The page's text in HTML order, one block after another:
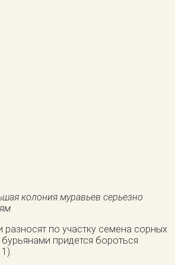
колония муравьев серьезно
разносят по участку семена сорных
придется бороться